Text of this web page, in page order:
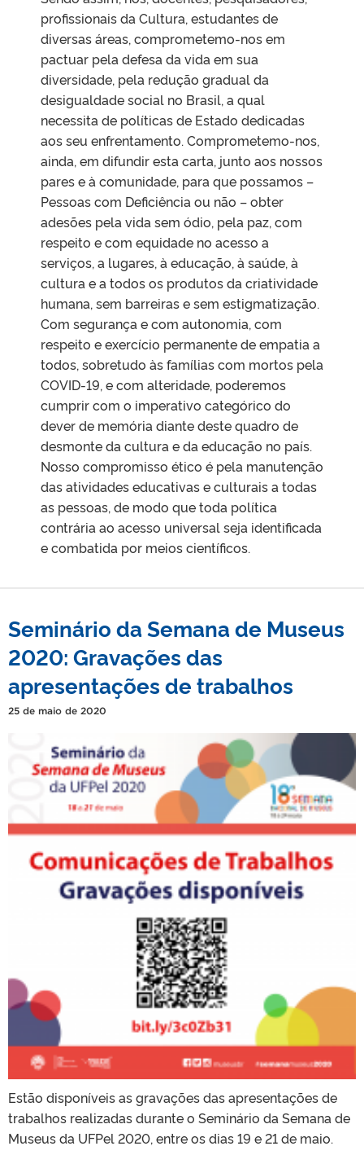
profissionais da Cultura, estudantes de
diversas áreas, comprometemo-nos em
pactuar pela defesa da vida em sua
diversidade, pela redução gradual da
desigualdade social no Brasil, a qual
necessita de políticas de Estado dedicadas
aos seu enfrentamento. Comprometemo-nos,
ainda, em difundir esta carta, junto aos nossos
pares e à comunidade, para que possamos –
Pessoas com Deficiência ou não – obter
adesões pela vida sem ódio, pela paz, com
respeito e com equidade no acesso a
serviços, a lugares, à educação, à saúde, à
cultura e a todos os produtos da criatividade
humana, sem barreiras e sem estigmatização.
Com segurança e com autonomia, com
respeito e exercício permanente de empatia a
todos, sobretudo às famílias com mortos pela
COVID-19, e com alteridade, poderemos
cumprir com o imperativo categórico do
dever de memória diante deste quadro de
desmonte da cultura e da educação no país.
Nosso compromisso ético é pela manutenção
das atividades educativas e culturais a todas
as pessoas, de modo que toda política
contrária ao acesso universal seja identificada
e combatida por meios científicos.
Seminário da Semana de Museus
2020: Gravações das
apresentações de trabalhos
25 de maio de 2020
Estão disponíveis as gravações das apresentações de
trabalhos realizadas durante o Seminário da Semana de
Museus da UFPel 2020, entre os dias 19 e 21 de maio.